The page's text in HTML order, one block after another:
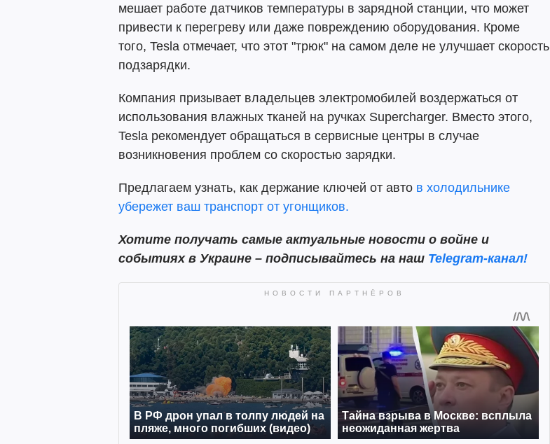
мешает работе датчиков температуры в зарядной станции, что может
привести к перегреву или даже повреждению оборудования. Кроме
того, Tesla отмечает, что этот "трюк" на самом деле не улучшает скорость
подзарядки.
Компания призывает владельцев электромобилей воздержаться от
использования влажных тканей на ручках Supercharger. Вместо этого,
Tesla рекомендует обращаться в сервисные центры в случае
возникновения проблем со скоростью зарядки.
Предлагаем узнать, как держание ключей от авто в холодильнике
убережет ваш транспорт от угонщиков.
Хотите получать самые актуальные новости о войне и
событиях в Украине – подписывайтесь на наш Telegram-канал!